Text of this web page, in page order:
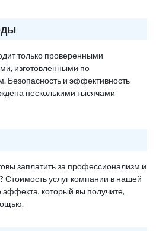
только проверенными
изготовленными по
Безопасность и эффективность
несколькими тысячами
заплатить за профессионализм и
Стоимость услуг компании в нашей
эффекта, который вы получите,